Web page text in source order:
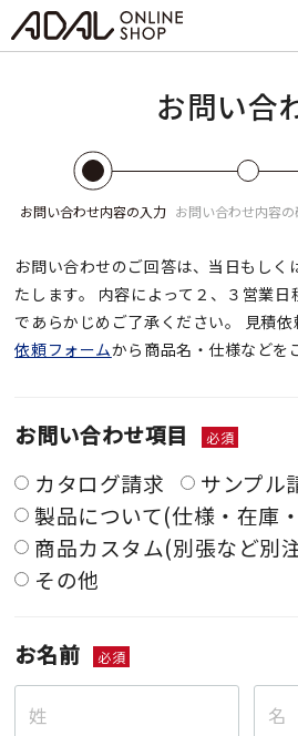
お問い合
お問い合わせ内容の入力 お問い合わせ内容の
お問い合わせのご回答は、当日もしく
たします。
内容によって２、３営業
であらかじめご了承ください。
見積
依頼フォームから商品名・仕様などを
お問い合わせ項目 必須
カタログ請求
サンプル
製品について(仕様・在庫
商品カスタム(別張など別
その他
お名前 必須